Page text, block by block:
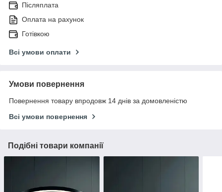
Післяплата
Оплата на рахунок
Готівкою
Всі умови оплати
Умови повернення
Повернення товару впродовж 14 днів за домовленістю
Всі умови повернення
Подібні товари компанії